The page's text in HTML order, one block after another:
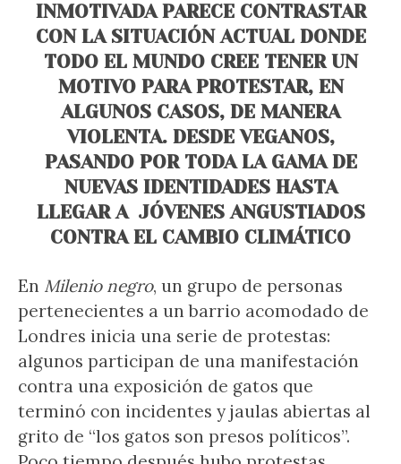
INMOTIVADA PARECE CONTRASTAR
CON LA SITUACIÓN ACTUAL DONDE
TODO EL MUNDO CREE TENER UN
MOTIVO PARA PROTESTAR, EN
ALGUNOS CASOS, DE MANERA
VIOLENTA. DESDE VEGANOS,
PASANDO POR TODA LA GAMA DE
NUEVAS IDENTIDADES HASTA
LLEGAR A JÓVENES ANGUSTIADOS
CONTRA EL CAMBIO CLIMÁTICO
En Milenio negro, un grupo de personas
pertenecientes a un barrio acomodado de
Londres inicia una serie de protestas:
algunos participan de una manifestación
contra una exposición de gatos que
terminó con incidentes y jaulas abiertas al
grito de “los gatos son presos políticos”.